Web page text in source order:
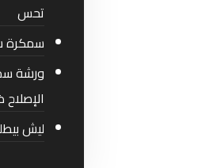
تحس
سمكرة
ورشة
ليش